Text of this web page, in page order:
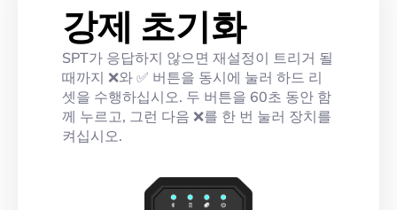
강제 초기화
SPT가 응답하지 않으면 재설정이 트리거 될
때까지 ❌와 ✅ 버튼을 동시에 눌러 하드 리
셋을 수행하십시오. 두 버튼을 60초 동안 함
께 누르고, 그런 다음 ❌를 한 번 눌러 장치를
켜십시오.